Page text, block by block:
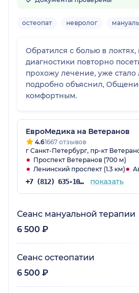
остеопат невролог
Обратился с болью в локтях,
диагностики повторно
прохожу лечение, уже стало легче. Врач все
подробно объяснил,
комфортным.
ЕвроМедика на Ветеранов
4.61667 отзывов
г Санкт-Петербург, пр-кт
Проспект Ветеранов (700 м)
Ленинский проспект (1.3 км)
+7 (812) 635-10-38 показать
Сеанс мануальной терапии
6 500 ₽
Сеанс остеопатии
6 500 ₽